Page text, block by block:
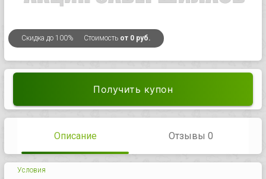
Скидка до 100% Стоимость от 0 руб.
Получить купон
Описание Отзывы 0
Условия